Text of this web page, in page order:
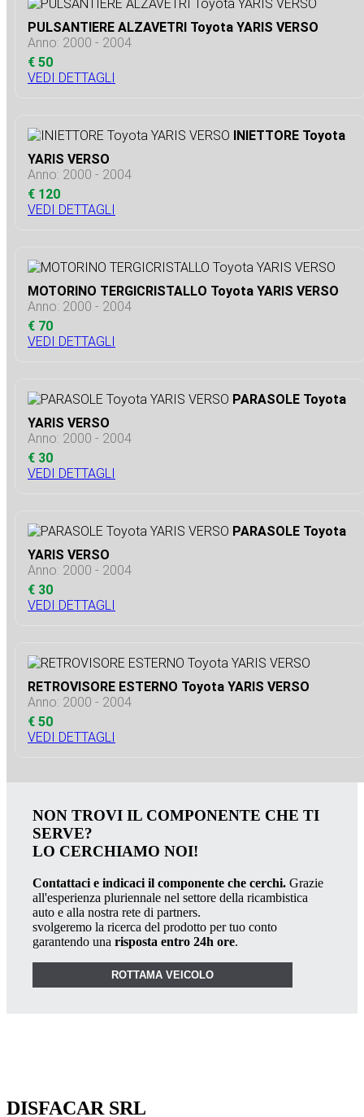
PULSANTIERE ALZAVETRI Toyota YARIS VERSO
Anno: 2000 - 2004
€ 50
VEDI DETTAGLI
INIETTORE Toyota
YARIS VERSO
Anno: 2000 - 2004
€ 120
VEDI DETTAGLI
MOTORINO TERGICRISTALLO Toyota YARIS VERSO
Anno: 2000 - 2004
€ 70
VEDI DETTAGLI
PARASOLE Toyota
YARIS VERSO
Anno: 2000 - 2004
€ 30
VEDI DETTAGLI
PARASOLE Toyota
YARIS VERSO
Anno: 2000 - 2004
€ 30
VEDI DETTAGLI
RETROVISORE ESTERNO Toyota YARIS VERSO
Anno: 2000 - 2004
€ 50
VEDI DETTAGLI
NON TROVI IL COMPONENTE CHE TI
SERVE?
LO CERCHIAMO NOI!
Contattaci e indicaci il componente che cerchi. Grazie
all'esperienza pluriennale nel settore della ricambistica
auto e alla nostra rete di partners.
svolgeremo la ricerca del prodotto per tuo conto
garantendo una risposta entro 24h ore.
ROTTAMA VEICOLO
DISFACAR SRL